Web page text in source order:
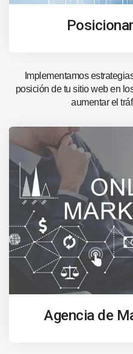
Implementamos
posición de tu sitio web en
aumentar el
Agencia de